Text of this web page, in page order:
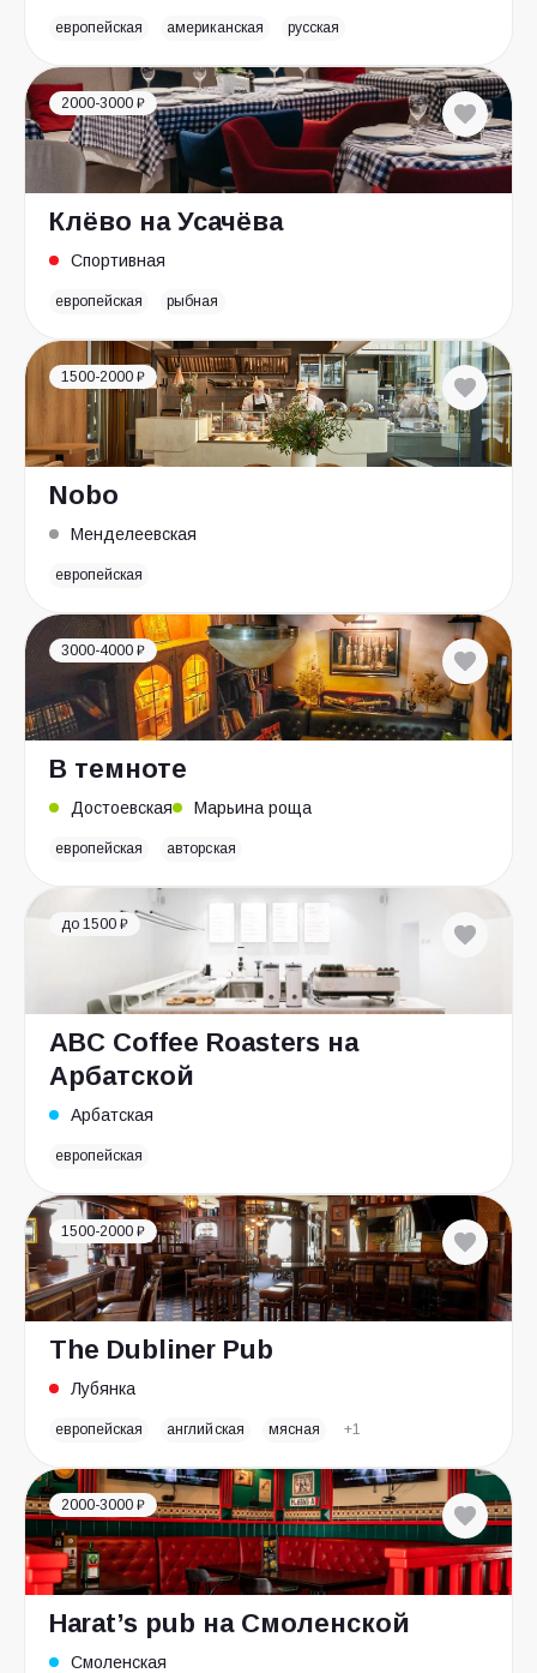
европейская американская русская
2000-3000 ₽
Клёво на Усачёва
Спортивная
европейская рыбная
1500-2000 ₽
Nobo
Менделеевская
европейская
3000-4000 ₽
В темноте
Достоевская Марьина роща
европейская авторская
до 1500 ₽
ABC Coffee Roasters на
Арбатской
Арбатская
европейская
1500-2000 ₽
The Dubliner Pub
Лубянка
европейская английская мясная +1
2000-3000 ₽
Harat’s pub на Смоленской
Смоленская